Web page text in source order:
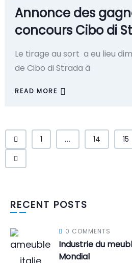
Annonce des
concours Cibo di
Le tirage au sort a eu lieu
de Cibo di Strada à
READ MORE
1 ... 14 15
RECENT POSTS
0 COMMENTS
Industrie du
Mondial